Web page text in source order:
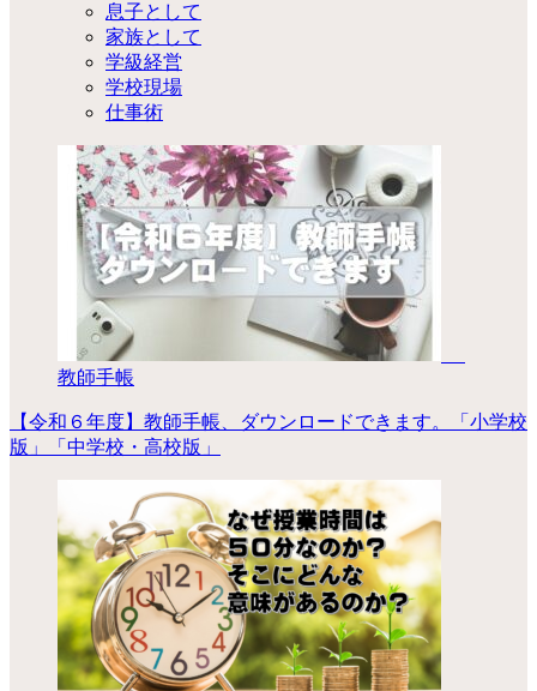
息子として
家族として
学級経営
学校現場
仕事術
教師手帳
【令和６年度】教師手帳、ダウンロードできます。「小学校
版」「中学校・高校版」